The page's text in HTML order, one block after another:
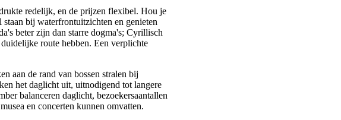
redelijk, en de prijzen flexibel. Hou je
bij waterfrontuitzichten en genieten
beter zijn dan starre dogma's; Cyrillisch
route hebben. Een verplichte
aan de rand van bossen stralen bij
het daglicht uit, uitnodigend tot langere
balanceren daglicht, bezoekersaantallen
en concerten kunnen omvatten.